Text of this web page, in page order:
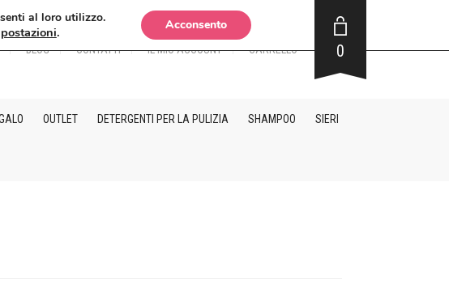
BLOG CONTATTI IL MIO ACCOUNT CARRELLO 0
OUTLET DETERGENTI PER LA PULIZIA SHAMPOO SIERI
al loro utilizzo.
. Acconsento